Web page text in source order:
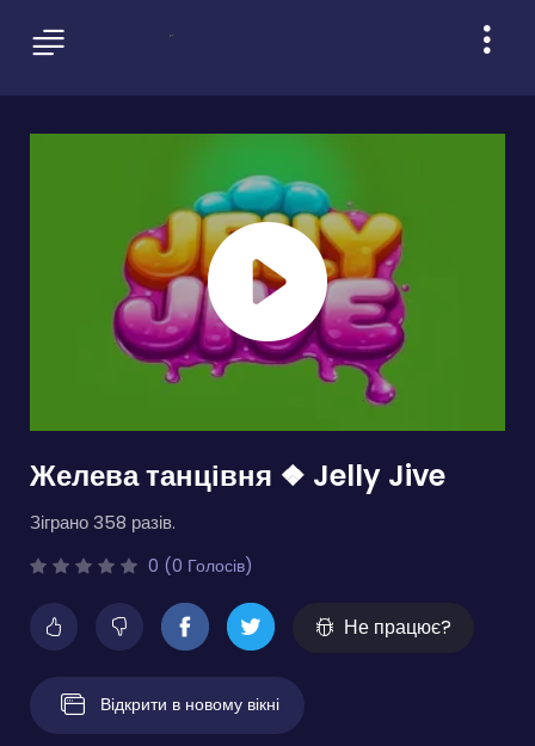
Желева танцівня ❖ Jelly Jive
Зіграно 358 разів.
0 (0 Голосів)
Не працює?
Відкрити в новому вікні